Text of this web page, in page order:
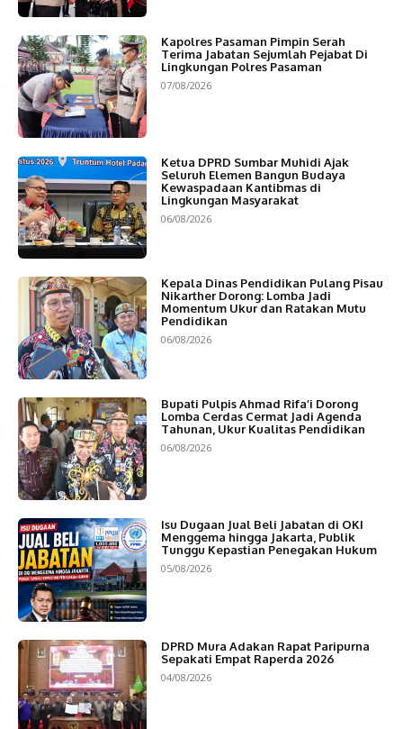
Kapolres Pasaman Pimpin Serah
Terima Jabatan Sejumlah Pejabat Di
Lingkungan Polres Pasaman
07/08/2026
Ketua DPRD Sumbar Muhidi Ajak
Seluruh Elemen Bangun Budaya
Kewaspadaan Kantibmas di
Lingkungan Masyarakat
06/08/2026
Kepala Dinas Pendidikan Pulang Pisau
Nikarther Dorong: Lomba Jadi
Momentum Ukur dan Ratakan Mutu
Pendidikan
06/08/2026
Bupati Pulpis Ahmad Rifa’i Dorong
Lomba Cerdas Cermat Jadi Agenda
Tahunan, Ukur Kualitas Pendidikan
06/08/2026
Isu Dugaan Jual Beli Jabatan di OKI
Menggema hingga Jakarta, Publik
Tunggu Kepastian Penegakan Hukum
05/08/2026
DPRD Mura Adakan Rapat Paripurna
Sepakati Empat Raperda 2026
04/08/2026